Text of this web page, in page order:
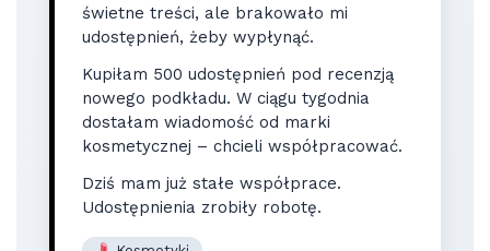
świetne treści, ale brakowało mi
udostępnień, żeby wypłynąć.
Kupiłam 500 udostępnień pod recenzją
nowego podkładu. W ciągu tygodnia
dostałam wiadomość od marki
kosmetycznej – chcieli współpracować.
Dziś mam już stałe współprace.
Udostępnienia zrobiły robotę.